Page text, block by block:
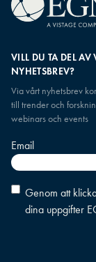
VILL DU TA DEL
NYHETSBREV?
Via vårt nyhetsbrev
till trender och
webinars och events
Email
Consent*
Genom att
dina uppgifter